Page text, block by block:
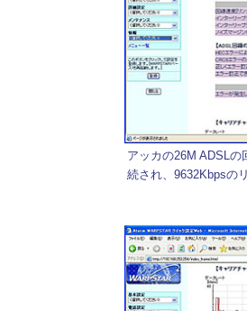
アッカの26M ADSL
続され、9632Kbpsの